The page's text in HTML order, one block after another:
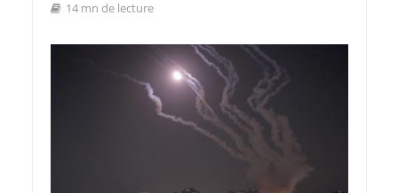
14 mn de lecture